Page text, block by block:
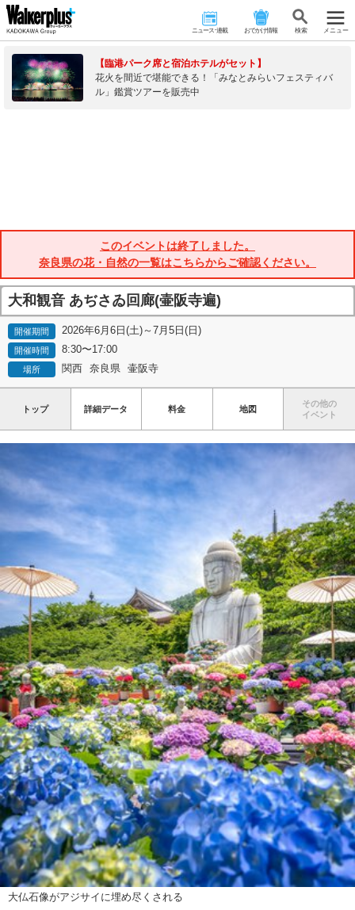
ニュース･連載 おでかけ情報 検 索 メニュー
【臨港パーク席と宿泊ホテルがセット】
花火を間近で堪能できる！「みなとみらいフェスティバ
ル」鑑賞ツアーを販売中
このイベントは終了しました。
奈良県の花・自然の一覧はこちらからご確認ください。
大和観音 あぢさゐ回廊(壷阪寺遍)
開催期間 2026年6月6日(土)～7月5日(日)
開催時間 8:30〜17:00
場所 関西 奈良県 壷阪寺
トップ 詳細データ 料金 地図
その他の
イベント
大仏石像がアジサイに埋め尽くされる